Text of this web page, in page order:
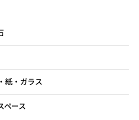
紙・ガラス
ペース